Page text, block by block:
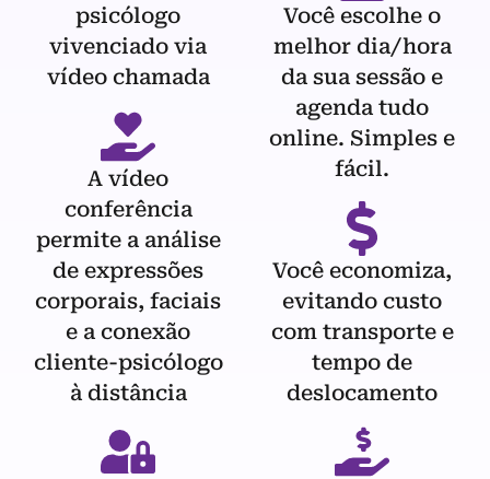
psicólogo
vivenciado via
vídeo chamada
A vídeo
conferência
permite a análise
de expressões
corporais, faciais
e a conexão
cliente-psicólogo
à distância
Você escolhe o
melhor dia/hora
da sua sessão e
agenda tudo
online. Simples e
fácil.
Você economiza,
evitando custo
com transporte e
tempo de
deslocamento